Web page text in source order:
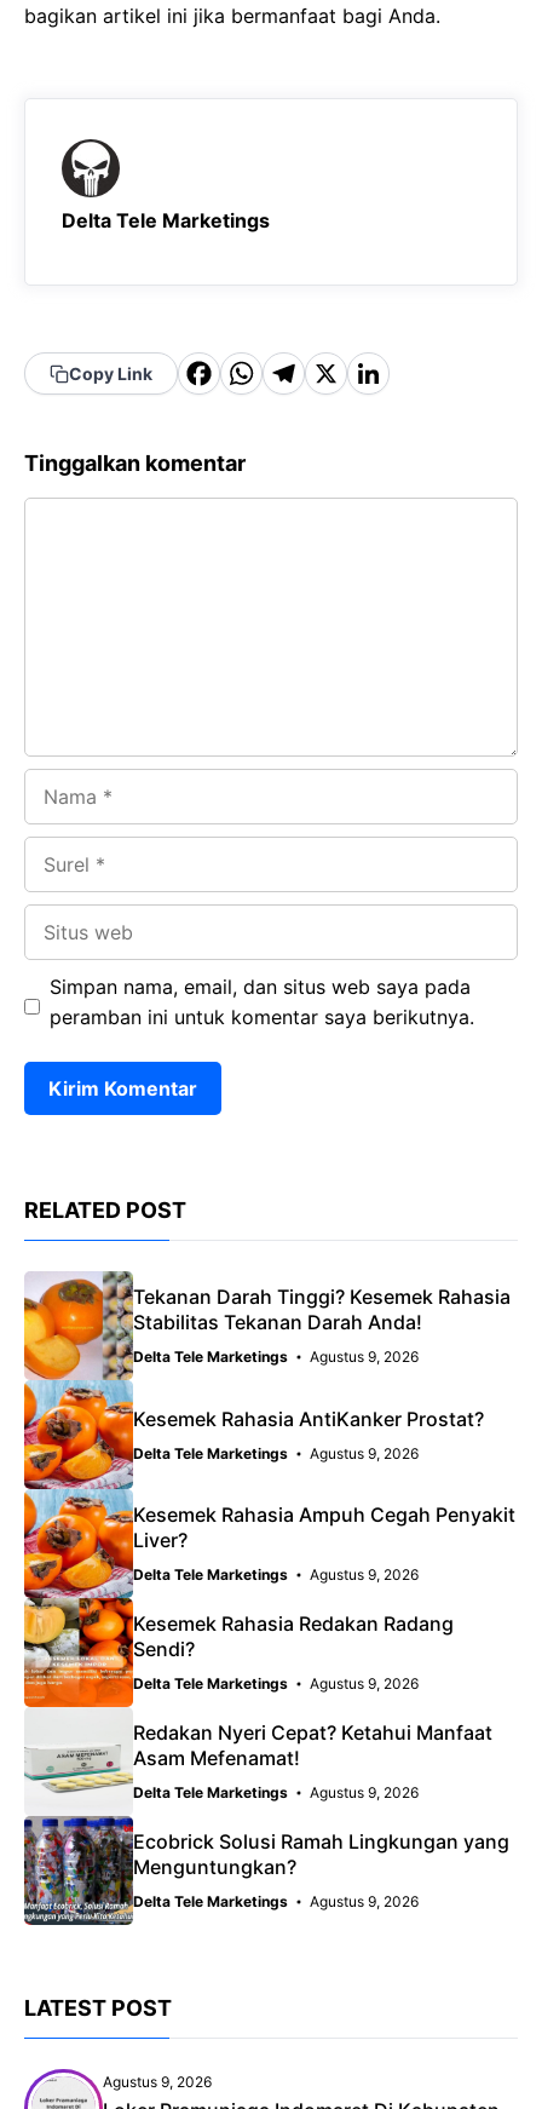
bagikan artikel ini jika bermanfaat bagi Anda.
Delta Tele Marketings
Copy Link
F
c
e
W
a
t
T
g
X Li
e
Tinggalkan komentar
Simpan nama, email, dan situs web saya pada
peramban ini untuk komentar saya berikutnya.
RELATED POST
Tekanan Darah Tinggi? Kesemek Rahasia
Stabilitas Tekanan Darah Anda!
Delta Tele Marketings Agustus 9, 2026
Kesemek Rahasia AntiKanker Prostat?
Delta Tele Marketings Agustus 9, 2026
Kesemek Rahasia Ampuh Cegah Penyakit
Liver?
Delta Tele Marketings Agustus 9, 2026
Kesemek Rahasia Redakan Radang
Sendi?
Delta Tele Marketings Agustus 9, 2026
Redakan Nyeri Cepat? Ketahui Manfaat
Asam Mefenamat!
Delta Tele Marketings Agustus 9, 2026
Ecobrick Solusi Ramah Lingkungan yang
Menguntungkan?
Delta Tele Marketings Agustus 9, 2026
LATEST POST
Agustus 9, 2026